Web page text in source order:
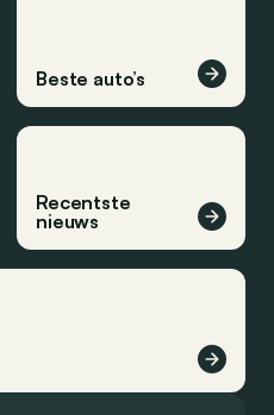
Beste auto’s
Recentste
nieuws